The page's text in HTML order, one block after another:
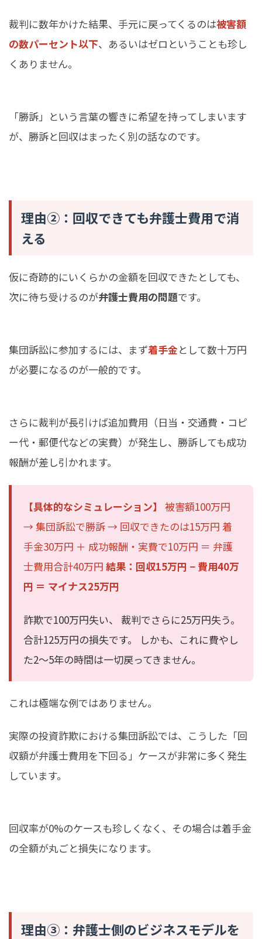
裁判に数年かけた結果、手元に戻ってくるのは被害額
の数パーセント以下、あるいはゼロということも珍し
くありません。
「勝訴」という言葉の響きに希望を持ってしまいます
が、勝訴と回収はまったく別の話なのです。
理由②：回収できても弁護士費用で消
える
仮に奇跡的にいくらかの金額を回収できたとしても、
次に待ち受けるのが弁護士費用の問題です。
集団訴訟に参加するには、まず着手金として数十万円
が必要になるのが一般的です。
さらに裁判が長引けば追加費用（日当・交通費・コピ
ー代・郵便代などの実費）が発生し、勝訴しても成功
報酬が差し引かれます。
【具体的なシミュレーション】 被害額100万円
→ 集団訴訟で勝訴 → 回収できたのは15万円 着
手金30万円 ＋ 成功報酬・実費で10万円 ＝ 弁護
士費用合計40万円 結果：回収15万円 − 費用40万
円 ＝ マイナス25万円
詐欺で100万円失い、 裁判でさらに25万円失う。
合計125万円の損失です。 しかも、これに費やし
た2〜5年の時間は一切戻ってきません。
これは極端な例ではありません。
実際の投資詐欺における集団訴訟では、こうした「回
収額が弁護士費用を下回る」ケースが非常に多く発生
しています。
回収率が0%のケースも珍しくなく、その場合は着手金
の全額が丸ごと損失になります。
理由③：弁護士側のビジネスモデルを